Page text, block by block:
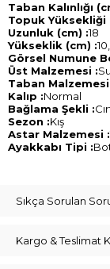
Taban Kalınlığı
Topuk Yüksekliği
Uzunluk (cm) :18
Yükseklik (cm) :
Görsel Numune
Üst Malzemesi :
Taban
Kalıp :Normal
Bağlama Şekli :
Sezon :Kış
Astar Malzemesi :
Ayakkabı Tipi :
Sıkça Sorulan
Kargo & Teslimat